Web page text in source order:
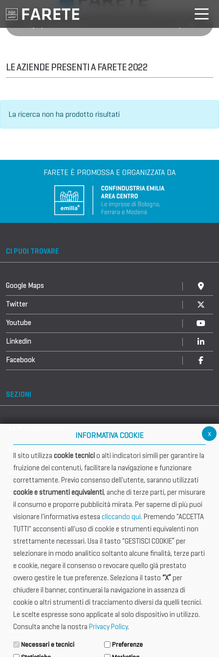
LE AZIENDE PRESENTI A FARETE 2022
La ricerca non ha prodotto risultati
FARETE È PROMOSSA E ORGANIZZATA DA
CI PUOI TROVARE
Google Maps
Twitter
Youtube
Linkedin
Facebook
SEZIONI
Info utili
Documentazione
Informazione importante
Vetrina Espositori
International Club
Tax & Legal Global Services
News e Comunicati
Media Kit
x
INFORMATIVA COOKIE
Il sito utilizza cookie tecnicio alti indicatori simili per garantire la
fruizione dei contenuti, facilitare la navigazione e funzionare
correttamente. Previo consenso dell'utente, saranno utilizzati
cookie e strumenti equivalenti, anche di terze parti, per misurare
il consumo e proporre pubblicità mirata. Per saperne di più puoi
visionare l'informativa estesa cliccando qui. Premendo "ACCETTA
TUTTI" acconsenti all'uso di cookie e strumenti equivalenti non
strettamente necessari. Usa il tasto "GESTISCI COOKIE” per
selezionare in modo analitico soltanto alcune finalità, terze parti
e cookie, negare il consenso o revocare quello già prestato
ovvero gestire le tue preferenze. Seleziona il tasto “X” per
chiudere il banner, continuerai la navigazione in assenza di
cookie o altri strumenti di tracciamento diversi da quelli tecnici.
Le scelte espresse sono applicate al solo dispositivo in utilizzo.
Consulta anche la nostra Privacy Policy.
Necessari e tecnici
Preferenze